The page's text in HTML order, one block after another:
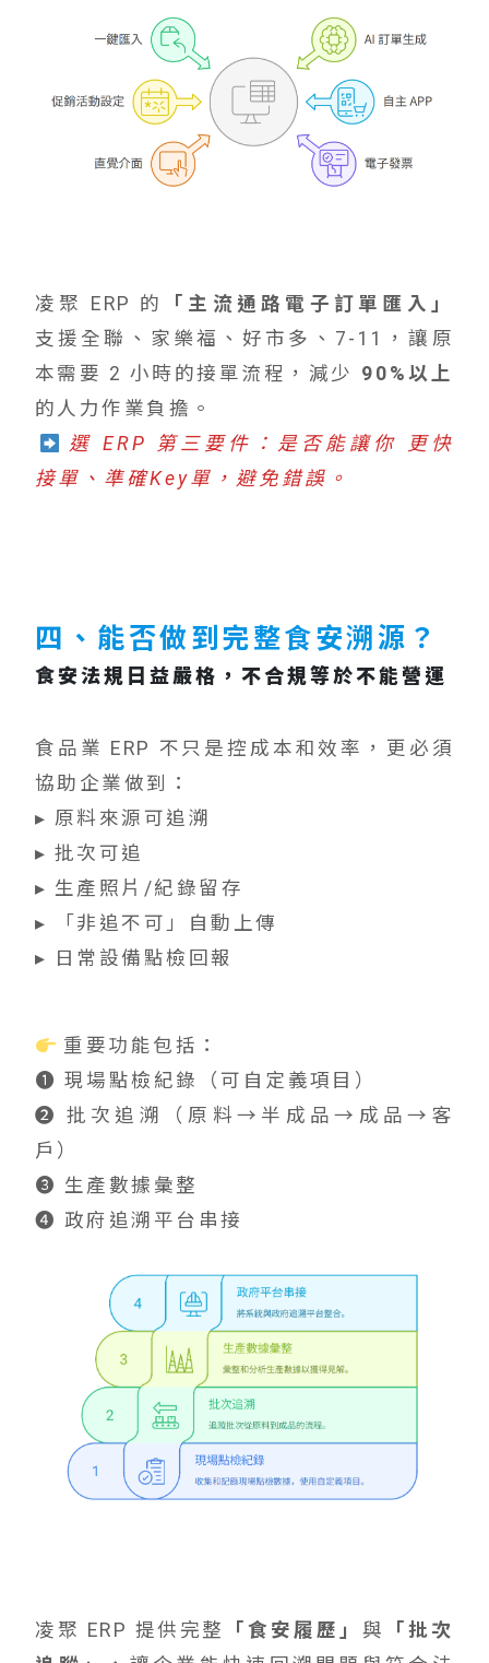
凌聚 ERP 的
「主流通路電子訂單匯入」
支援全聯、家樂福、好市多、7-11，讓原
本需要 2 小時的接單流程，減少 90%以上
的人力作業負擔。
選 ERP 第三要件：是否能讓你 更快
接單、準確Key單，避免錯誤。
四、能否做到完整食安溯源？
食安法規日益嚴格，不合規等於不能營運
食品業 ERP 不只是控成本和效率，更必須
協助企業做到：
▸ 原料來源可追溯
▸ 批次可追
▸ 生產照片/紀錄留存
▸ 「非追不可」自動上傳
▸ 日常設備點檢回報
重要功能包括：
➊ 現場點檢紀錄（可自定義項目）
➋ 批次追溯（原料→半成品→成品→客
戶）
➌ 生產數據彙整
➍ 政府追溯平台串接
凌聚 ERP 提供完整 「食安履歷」與
「批次